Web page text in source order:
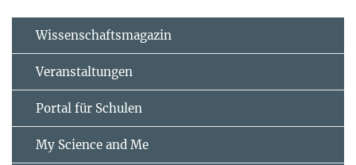
Wissenschaftsmagazin
Veranstaltungen
Portal für Schulen
My Science and Me